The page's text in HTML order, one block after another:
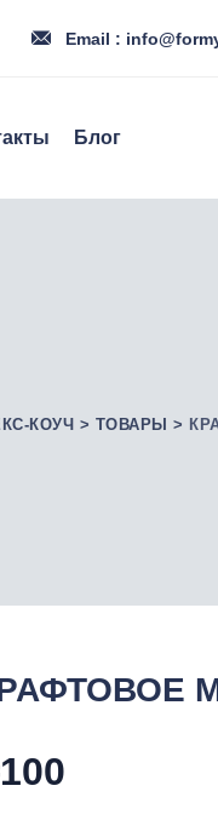
Email :
Блог
КОУЧ > ТОВАРЫ >
100